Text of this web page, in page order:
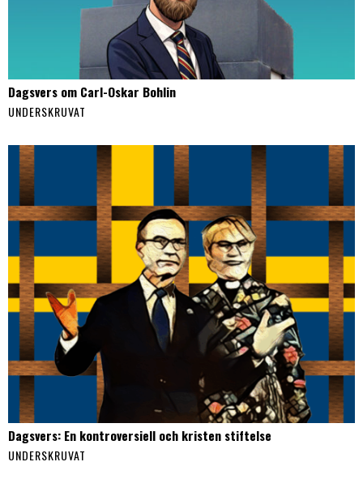
Dagsvers om Carl-Oskar Bohlin
UNDERSKRUVAT
Dagsvers: En kontroversiell och kristen stiftelse
UNDERSKRUVAT